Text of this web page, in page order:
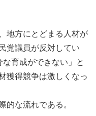
地方にとどまる人材が
党議員が反対してい
育成ができない」と
獲得競争は激しくなっ
的な流れである。